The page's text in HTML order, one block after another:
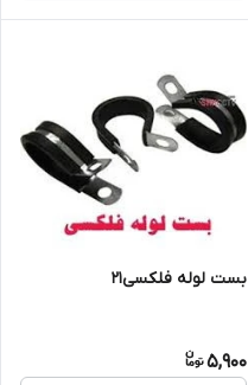
بست لوله فلکسی21
5,900